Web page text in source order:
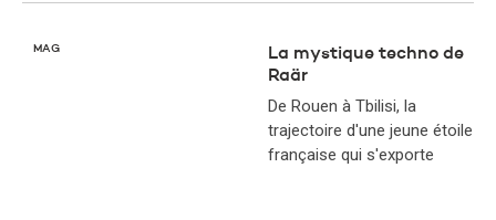
MAG
La mystique techno de
Raär
De Rouen à Tbilisi, la
trajectoire d'une jeune étoile
française qui s'exporte